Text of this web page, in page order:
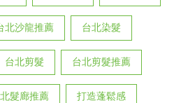
北沙龍推薦 台北染髮
台北剪髮 台北剪髮推薦
髮廊推薦 打造蓬鬆感